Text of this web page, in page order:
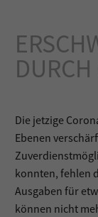
Die jetzige
Ebenen
konnten, fehlen
Ausgaben für
können nicht